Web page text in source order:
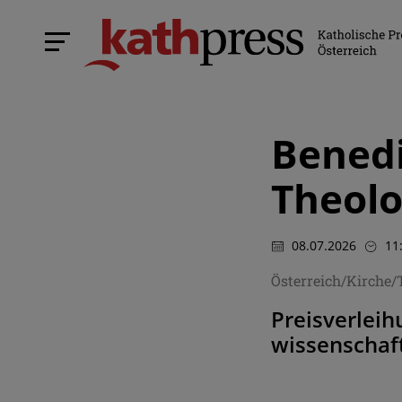
08.07.2026
Österreich/Kirche/